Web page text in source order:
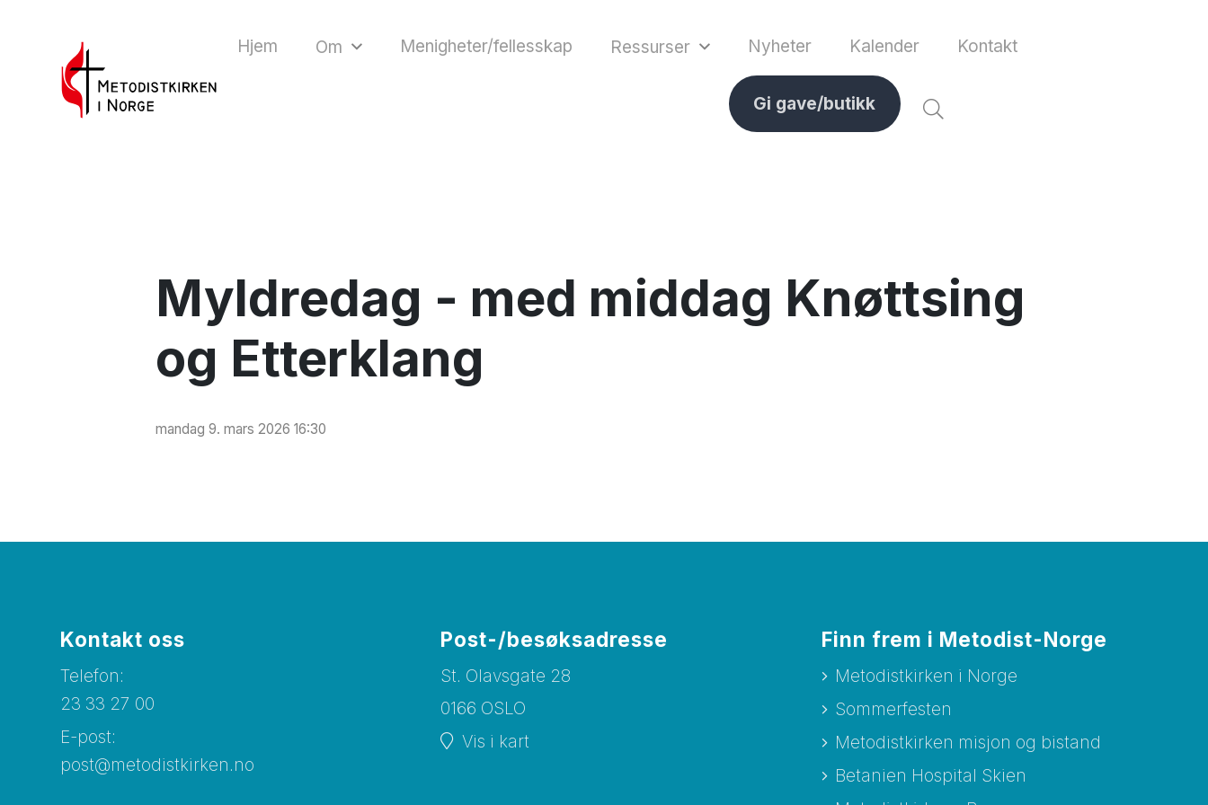
Hjem Om Menigheter/fellesskap Ressurser Nyheter Kalender Kontakt
Gi gave/butikk
Myldredag - med middag Knøttsing
og Etterklang
mandag 9. mars 2026 16:30
Kontakt oss
Telefon:
23 33 27 00
E-post:
post@metodistkirken.no
Post-/besøksadresse
St. Olavsgate 28
0166 OSLO
Vis i kart
Finn frem i Metodist-Norge
Metodistkirken i Norge
Sommerfesten
Metodistkirken misjon og bistand
Betanien Hospital Skien